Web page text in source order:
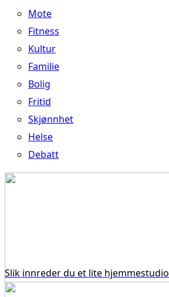
Mote
Fitness
Kultur
Familie
Bolig
Fritid
Skjønnhet
Helse
Debatt
Slik innreder du et lite hjemmestudio